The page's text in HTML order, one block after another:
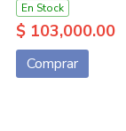
En Stock
$ 103,000.00
Comprar